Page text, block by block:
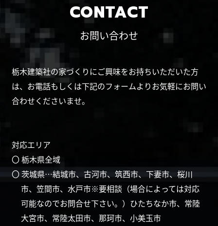
CONTACT
お問い合わせ
栃木建築社の家づくりにご興味をお持ちいただいた方
は、お電話もしくは下記のフォームよりお気軽にお問い
合わせくださいませ。
対応エリア
〇 栃木県全域
〇 茨城県…結城市、古河市、筑西市、下妻市、桜川
市、笠間市、水戸市※要相談（場合によっては対応
可能なのでお問合せ下さい。）ひたちなか市、常陸
大宮市、常陸太田市、那珂市、小美玉市